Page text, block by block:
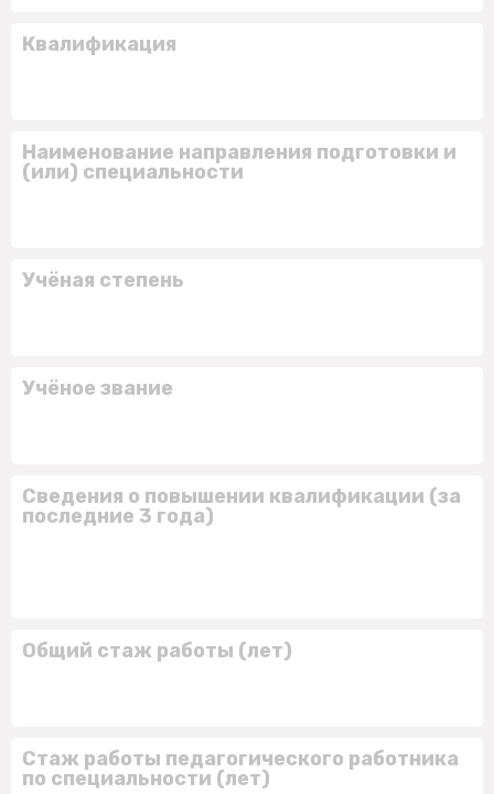
Квалификация
Наименование направления подготовки и
(или) специальности
Учёная степень
Учёное звание
Сведения о повышении квалификации (за
последние 3 года)
Общий стаж работы (лет)
Стаж работы педагогического работника
по специальности (лет)